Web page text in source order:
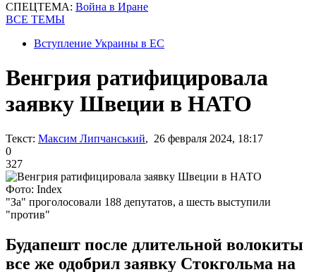
СПЕЦТЕМА: Война в Иране
ВСЕ ТЕМЫ
Вступление Украины в ЕС
Венгрия ратифицировала
заявку Швеции в НАТО
Текст: Максим Липчанський, 26 февраля 2024, 18:17
0
327
Фото: Index
"За" проголосовали 188 депутатов, а шесть выступили
"против"
Будапешт после длительной волокиты
все же одобрил заявку Стокгольма на